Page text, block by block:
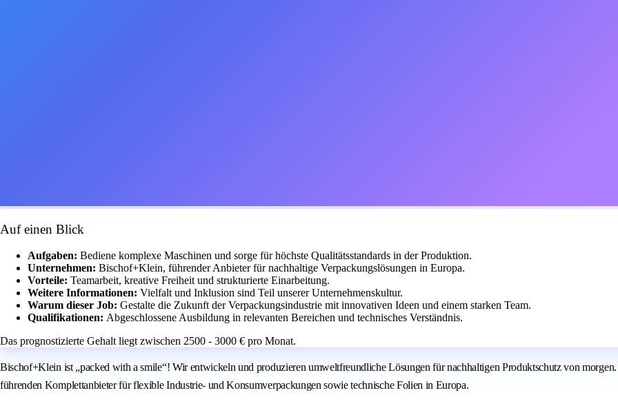
Auf einen Blick
Aufgaben: Bediene komplexe Maschinen und sorge für höchste Qualitätsstandards in der Produktion.
Unternehmen: Bischof+Klein, führender Anbieter für nachhaltige Verpackungslösungen in Europa.
Vorteile: Teamarbeit, kreative Freiheit und strukturierte Einarbeitung.
Weitere Informationen: Vielfalt und Inklusion sind Teil unserer Unternehmenskultur.
Warum dieser Job: Gestalte die Zukunft der Verpackungsindustrie mit innovativen Ideen und einem starken Team.
Qualifikationen: Abgeschlossene Ausbildung in relevanten Bereichen und technisches Verständnis.
Das prognostizierte Gehalt liegt zwischen 2500 - 3000 € pro Monat.
Bischof+Klein ist „packed with a smile“! Wir entwickeln und produzieren umweltfreundliche Lösungen für nachhaltigen Produktschutz von
führenden Komplettanbieter für flexible Industrie- und Konsumverpackungen sowie technische Folien in Europa.